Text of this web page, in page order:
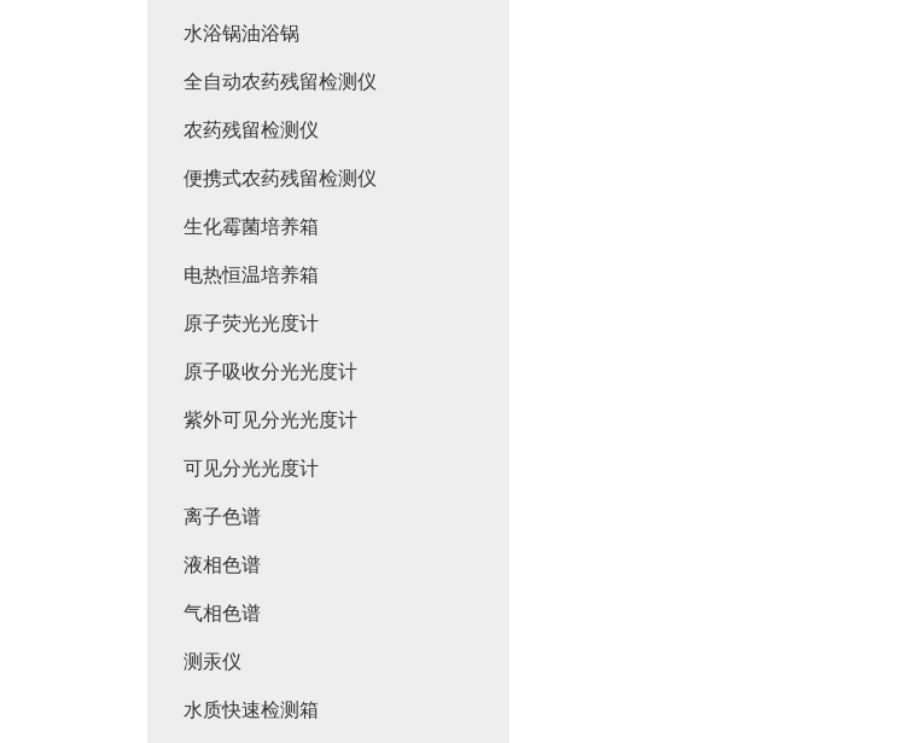
水浴锅油浴锅
全自动农药残留检测仪
农药残留检测仪
便携式农药残留检测仪
生化霉菌培养箱
电热恒温培养箱
原子荧光光度计
原子吸收分光光度计
紫外可见分光光度计
可见分光光度计
离子色谱
液相色谱
气相色谱
测汞仪
水质快速检测箱